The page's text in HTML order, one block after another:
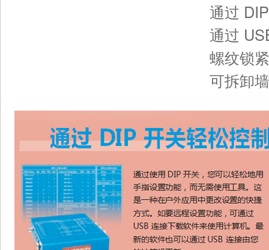
通过
通过
螺纹锁
可拆卸